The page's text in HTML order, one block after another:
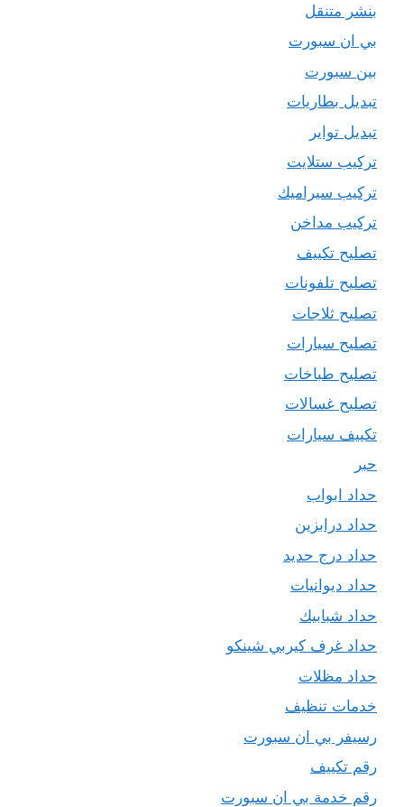
بنشر متنقل
بي ان سبورت
بين سبورت
تبديل بطاريات
تبديل تواير
تركيب ستلايت
تركيب سيراميك
تركيب مداخن
تصليح تكييف
تصليح تلفونات
تصليح ثلاجات
تصليح سيارات
تصليح طباخات
تصليح غسالات
تكييف سيارات
حبر
حداد ابواب
حداد درابزين
حداد درج حديد
حداد ديوانيات
حداد شبابيك
حداد غرف كيربي شينكو
حداد مظلات
خدمات تنظيف
رسيفر بي ان سبورت
رقم تكييف
رقم خدمة بي ان سبورت